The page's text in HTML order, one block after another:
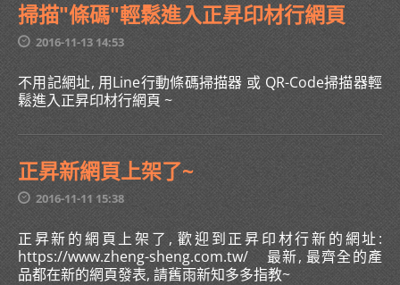
掃描"條碼"輕鬆進入正昇印材行網頁
2016-11-13 14:53
不用記網址, 用Line行動條碼掃描器 或 QR-Code掃描器輕
鬆進入正昇印材行網頁 ~
正昇新網頁上架了~
2016-11-11 15:38
正昇新的網頁上架了, 歡迎到正昇印材行新的網址:
https://www.zheng-sheng.com.tw/ 最新, 最齊全的產
品都在新的網頁發表, 請舊雨新知多多指教~